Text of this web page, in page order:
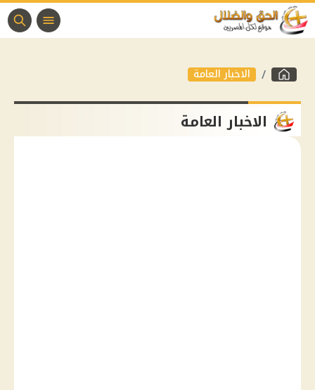
الاخبار العامة
الاخبار العامة